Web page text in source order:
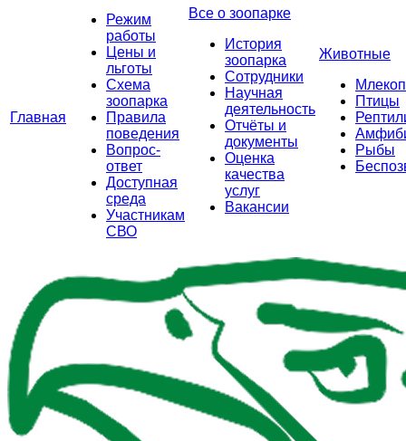
Главная
Режим
работы
Цены и
льготы
Схема
зоопарка
Правила
поведения
Вопрос-
ответ
Доступная
среда
Участникам
СВО
Все о зоопарке
История
зоопарка
Сотрудники
Научная
деятельность
Отчёты и
документы
Оценка
качества
услуг
Вакансии
Животные
Птицы
Рыбы